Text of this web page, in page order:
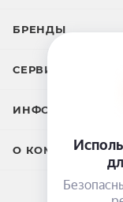
БРЕНДЫ
СЕРВИС И
ИНФОРМАЦИЯ
О КОМПАНИИ